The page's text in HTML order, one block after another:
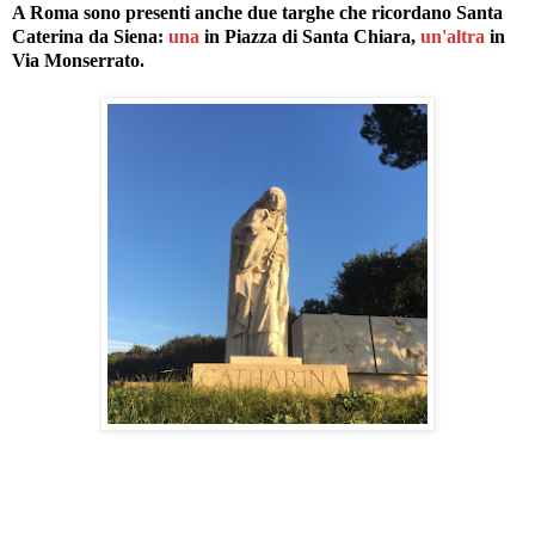
A Roma sono presenti anche due targhe che ricordano Santa
Caterina da Siena: una in Piazza di Santa Chiara, un'altra in
Via Monserrato.